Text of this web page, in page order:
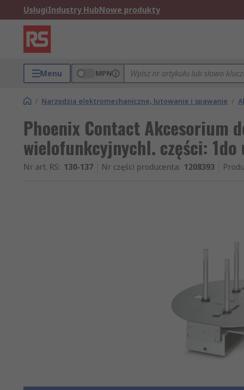
UsługiIndustry HubNowe produkty
Menu MPN
/ Narzędzia elektromechaniczne, lutowanie i spawanie /
Phoenix Contact Akcesorium
wielofunkcyjnychl. części: 1do
Nr art. RS: 130-137 Nr części producenta: 1208393